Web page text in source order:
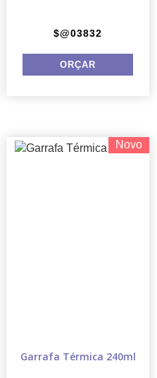
$@03832
Novo
Garrafa Térmica 240ml